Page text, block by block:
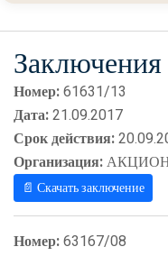
Номер:61631/13
Дата:21.09.2017
Срок действия:
Организация:
📄 Скачать заключение
Номер:63167/08